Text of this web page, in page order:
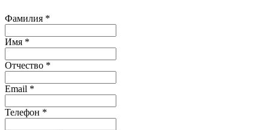
Фамилия *
Имя *
Отчество *
Email *
Телефон *